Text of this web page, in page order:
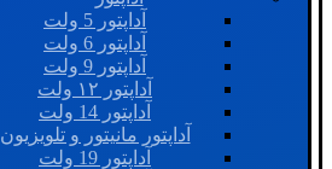
آداپتور 5 ولت
آداپتور 6 ولت
آداپتور 9 ولت
آداپتور ۱۲ ولت
آداپتور 14 ولت
آداپتور مانیتور و تلویزیون
آداپتور 19 ولت